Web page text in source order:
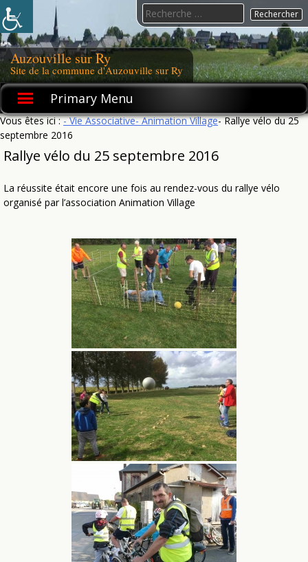
Skip
to
content
Auzouville sur Ry
Site de la commune d'Auzouville sur Ry
Primary Menu
Search
for:
Vous êtes ici :- Vie Associative- Animation Village- Rallye vélo du 25
septembre 2016
Rallye vélo du 25 septembre 2016
La réussite était encore une fois au rendez-vous du rallye vélo
organisé par l’association Animation Village